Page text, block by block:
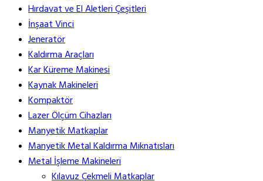
Hırdavat ve El Aletleri Çeşitleri
İnşaat Vinci
Jeneratör
Kaldırma Araçları
Kar Küreme Makinesi
Kaynak Makineleri
Kompaktör
Lazer Ölçüm Cihazları
Manyetik Matkaplar
Manyetik Metal Kaldırma Mıknatısları
Metal İşleme Makineleri
Kılavuz Çekmeli Matkaplar